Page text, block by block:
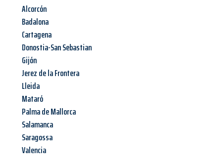
Alcorcón
Badalona
Cartagena
Donostia-San Sebastian
Gijón
Jerez de la Frontera
Lleida
Mataró
Palma de Mallorca
Salamanca
Saragossa
Valencia